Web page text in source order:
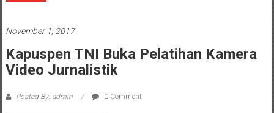
November 1, 2017
Kapuspen TNI Buka Pelatihan Kamera
Video Jurnalistik
Posted By: admin 0 Comment